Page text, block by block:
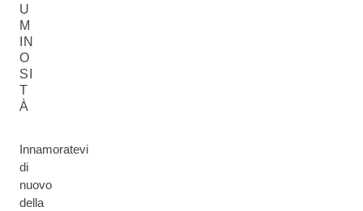
U
M
IN
O
SI
T
À
Innamoratevi
di
nuovo
della